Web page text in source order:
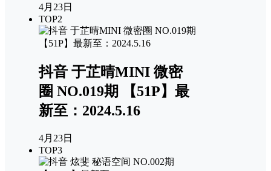
4月23日
TOP2
抖音 于芷晴MINI 微密
圈 NO.019期 【51P】最
新至：2024.5.16
4月23日
TOP3